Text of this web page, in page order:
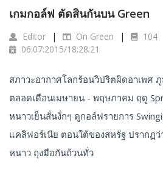
เกมกอล์ฟ ตัดสินกันบน Green
Editor On Green
104
06:07:2015/18:28:21
สภาวะอากาศโลกร้อนวิปริตผิดอาเพศ
ตลอดเดือนเมษายน - พฤษภาคม ฤดู
หนาวเย็นสั่นงั่กๆ ดูกอล์ฟรายการ
แคลิฟอร์เนีย ตอนใต้ของสหรัฐ ปรากฏว่
หนาว ถุงมือกันถ้วนทั่ว